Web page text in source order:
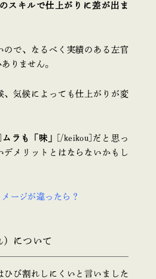
スキルで仕上がりに差が出ま
ので、なるべく実績のある左官
りません。
、気候によっても仕上がりが変
ムラも「味」
[/keikou]だと思っ
デメリットとはならないかもし
ージが違ったら？
）について
ひび割れしにくいと言いました